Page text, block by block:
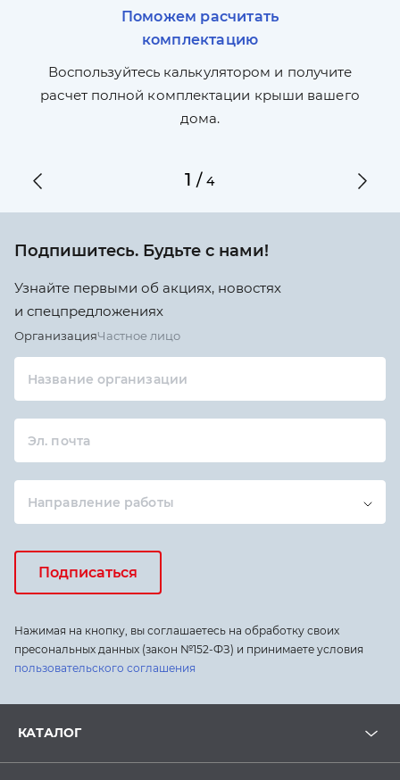
Поможем расчитать
комплектацию
Воспользуйтесь калькулятором и получите
расчет полной комплектации крыши вашего
дома.
1 /4
Подпишитесь. Будьте с нами!
Узнайте первыми об акциях, новостях
и спецпредложениях
ОрганизацияЧастное лицо
Название организации
Эл. почта
Направление работы
Подписаться
Нажимая на кнопку, вы соглашаетесь на обработку своих
пресональных данных (закон №152-ФЗ) и принимаете условия
пользовательского соглашения
КАТАЛОГ